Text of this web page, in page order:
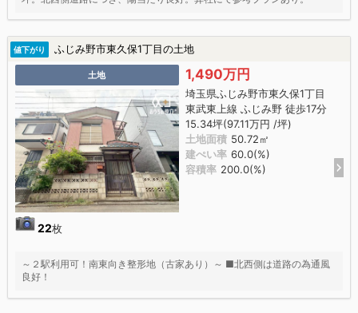
値下がり ふじみ野市東久保1丁目の土地
土地
22枚
1,490万円
埼玉県ふじみ野市東久保1丁目
東武東上線 ふじみ野 徒歩17分
15.34坪(97.11万円 /坪)
土地面積 50.72㎡
建ぺい率 60.0(%)
容積率 200.0(%)
～２駅利用可！南東向き整形地（古家あり）～ ■北西側は道路の為通風
良好！